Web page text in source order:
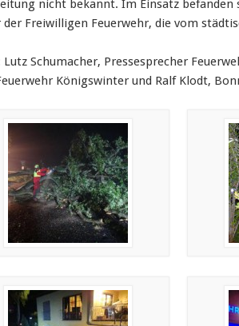
nicht bekannt. Im Einsatz
der Freiwilligen Feuerwehr, die vom
Schumacher, Pressesprecher
Königswinter und Ralf Klodt,